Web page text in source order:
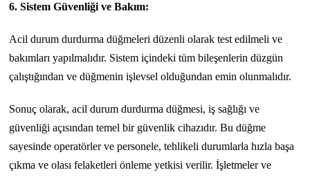
6. Sistem Güvenliği ve Bakım:
Acil durum durdurma düğmeleri düzenli olarak test edilmeli ve
bakımları yapılmalıdır. Sistem içindeki tüm bileşenlerin düzgün
çalıştığından ve düğmenin işlevsel olduğundan emin olunmalıdır.
Sonuç olarak, acil durum durdurma düğmesi, iş sağlığı ve
güvenliği açısından temel bir güvenlik cihazıdır. Bu düğme
sayesinde operatörler ve personele, tehlikeli durumlarla hızla başa
çıkma ve olası felaketleri önleme yetkisi verilir. İşletmeler ve